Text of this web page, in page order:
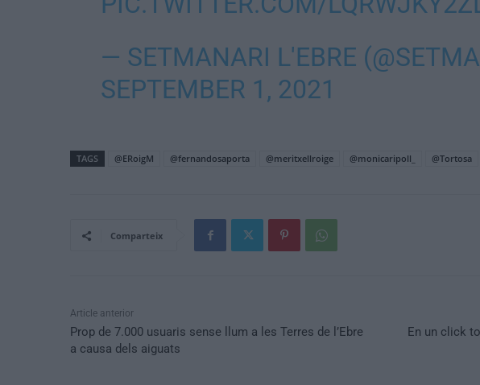
— SETMANARI L'EBRE
SEPTEMBER 1, 2021
TAGS @ERoigM @fernandosaporta @meritxellroige @monicaripoll_ @Tortosa
Comparteix
Article anterior
Prop de 7.000 usuaris sense llum a les Terres de l’Ebre
a causa dels aiguats
En un click